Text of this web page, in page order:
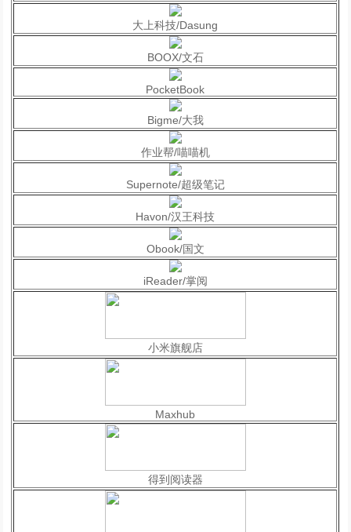
大上科技/Dasung
BOOX/文石
PocketBook
Bigme/大我
作业帮/喵喵机
Supernote/超级笔记
Havon/汉王科技
Obook/国文
iReader/掌阅
小米旗舰店
Maxhub
得到阅读器